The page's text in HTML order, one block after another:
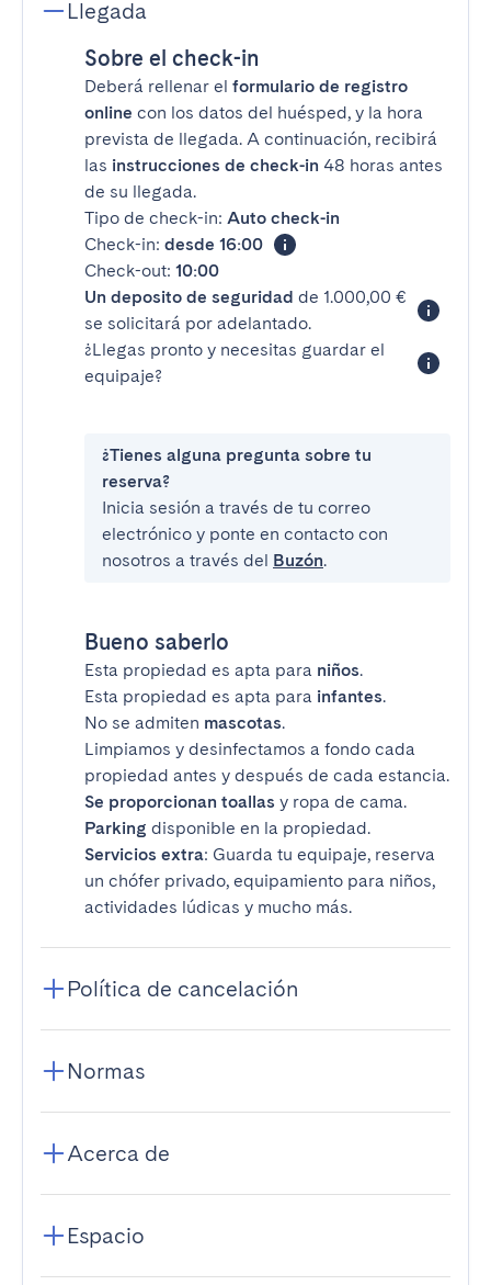
Llegada
Sobre el check-in
Deberá rellenar el formulario de registro
online con los datos del huésped, y la hora
prevista de llegada. A continuación, recibirá
las instrucciones de check-in 48 horas antes
de su llegada.
Tipo de check-in: Auto check-in
Check-in: desde 16:00
Check-out: 10:00
Un deposito de seguridad de 1.000,00 €
se solicitará por adelantado.
¿Llegas pronto y necesitas guardar el
equipaje?
¿Tienes alguna pregunta sobre tu
reserva?
Inicia sesión a través de tu correo
electrónico y ponte en contacto con
nosotros a través del Buzón.
Bueno saberlo
Esta propiedad es apta para niños.
Esta propiedad es apta para infantes.
No se admiten mascotas.
Limpiamos y desinfectamos a fondo cada
propiedad antes y después de cada estancia.
Se proporcionan toallas y ropa de cama.
Parking disponible en la propiedad.
Servicios extra: Guarda tu equipaje, reserva
un chófer privado, equipamiento para niños,
actividades lúdicas y mucho más.
Política de cancelación
Normas
Acerca de
Espacio